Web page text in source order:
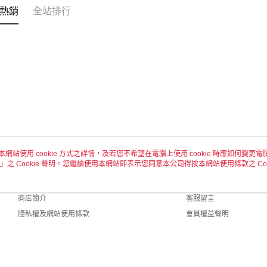
銷 全站排行
關於我們
商店簡介
隱私權及網站使用條款
客服資訊
客服留言
會員權益聲明
網站使用 cookie 方式之詳情，及若您不希望在電腦上使用 cookie 時應如何變更電
」之 Cookie 聲明。您繼續使用本網站即表示您同意本公司得按本網站使用條款之